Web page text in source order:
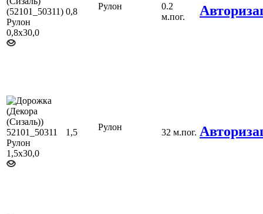
0,8
Рулон
0.2
м.пог.
1,5
Рулон
32 м.пог.